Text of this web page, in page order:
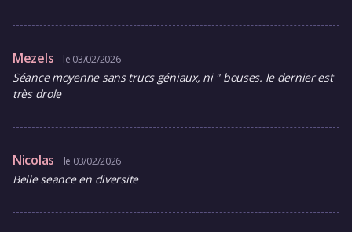
Mezels le 03/02/2026
Séance moyenne sans trucs géniaux, ni " bouses. le dernier est
très drole
Nicolas le 03/02/2026
Belle seance en diversite